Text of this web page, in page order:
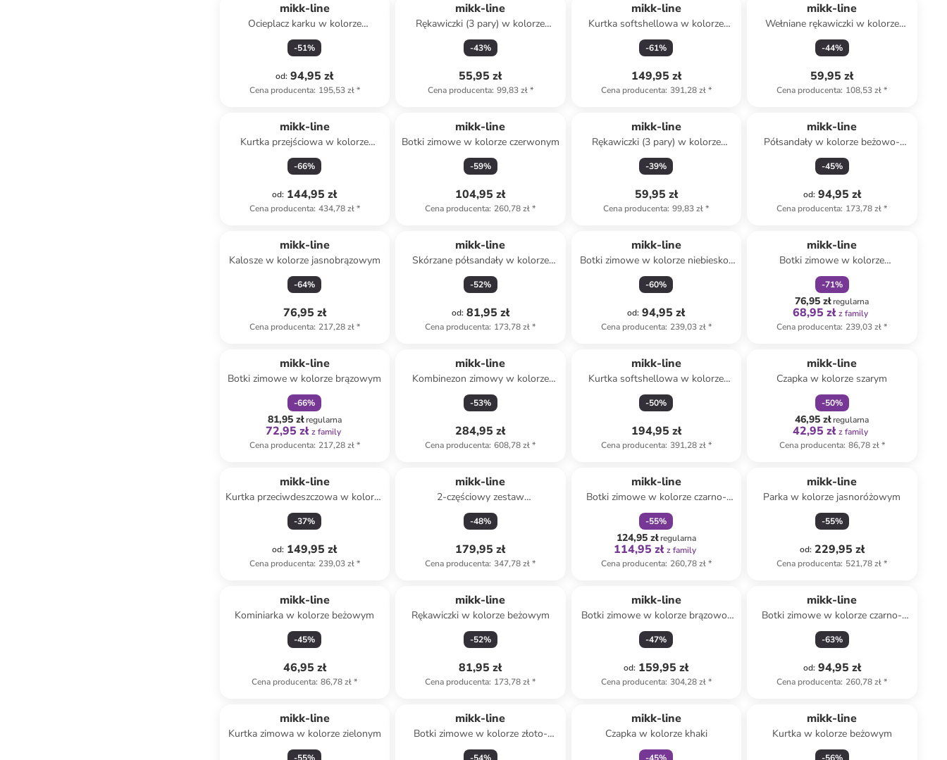
mikk-line
Ocieplacz karku w kolorze
antracytowym
-51%
od: 94,95 zł
Cena producenta: 195,53 zł*
mikk-line
Rękawiczki (3 pary) w kolorze
brązowo-szarym
-43%
55,95 zł
Cena producenta: 99,83 zł*
mikk-line
Kurtka softshellowa w kolorze
fioletowym
-61%
149,95 zł
Cena producenta: 391,28 zł*
mikk-line
Wełniane rękawiczki w kolorze
brązowym
-44%
59,95 zł
Cena producenta: 108,53 zł*
mikk-line
Kurtka przejściowa w kolorze
ciemnobrązowym
-66%
od: 144,95 zł
Cena producenta: 434,78 zł*
mikk-line
Botki zimowe w kolorze czerwonym
-59%
104,95 zł
Cena producenta: 260,78 zł*
mikk-line
Rękawiczki (3 pary) w kolorze
ciemnobrązowym, karmelowym i
bordowym
-39%
59,95 zł
Cena producenta: 99,83 zł*
mikk-line
Półsandały w kolorze beżowo-
turkusowym
-45%
od: 94,95 zł
Cena producenta: 173,78 zł*
mikk-line
Kalosze w kolorze jasnobrązowym
-64%
76,95 zł
Cena producenta: 217,28 zł*
mikk-line
Skórzane półsandały w kolorze
beżowym
-52%
od: 81,95 zł
Cena producenta: 173,78 zł*
mikk-line
Botki zimowe w kolorze niebiesko-
brązowym
-60%
od: 94,95 zł
Cena producenta: 239,03 zł*
mikk-line
Botki zimowe w kolorze
jasnoróżowym
-71%
76,95 złregularna
68,95 zł z family
Cena producenta: 239,03 zł*
mikk-line
Botki zimowe w kolorze brązowym
-66%
81,95 złregularna
72,95 zł z family
Cena producenta: 217,28 zł*
mikk-line
Kombinezon zimowy w kolorze
brązowo-czerwonym
-53%
284,95 zł
Cena producenta: 608,78 zł*
mikk-line
Kurtka softshellowa w kolorze
jasnoróżowym
-50%
194,95 zł
Cena producenta: 391,28 zł*
mikk-line
Czapka w kolorze szarym
-50%
46,95 złregularna
42,95 zł z family
Cena producenta: 86,78 zł*
mikk-line
Kurtka przeciwdeszczowa w kolorze
brązowym
-37%
od: 149,95 zł
Cena producenta: 239,03 zł*
mikk-line
2-częściowy zestaw
przeciwdeszczowy w kolorze
beżowo-fioletowym
-48%
179,95 zł
Cena producenta: 347,78 zł*
mikk-line
Botki zimowe w kolorze czarno-
brązowym
-55%
124,95 złregularna
114,95 zł z family
Cena producenta: 260,78 zł*
mikk-line
Parka w kolorze jasnoróżowym
-55%
od: 229,95 zł
Cena producenta: 521,78 zł*
mikk-line
Kominiarka w kolorze beżowym
-45%
46,95 zł
Cena producenta: 86,78 zł*
mikk-line
Rękawiczki w kolorze beżowym
-52%
81,95 zł
Cena producenta: 173,78 zł*
mikk-line
Botki zimowe w kolorze brązowo-
jasnobrązowym
-47%
od: 159,95 zł
Cena producenta: 304,28 zł*
mikk-line
Botki zimowe w kolorze czarno-
niebieskim
-63%
od: 94,95 zł
Cena producenta: 260,78 zł*
mikk-line
Kurtka zimowa w kolorze zielonym
mikk-line
Botki zimowe w kolorze złoto-
bordowym
mikk-line
Czapka w kolorze khaki
mikk-line
Kurtka w kolorze beżowym